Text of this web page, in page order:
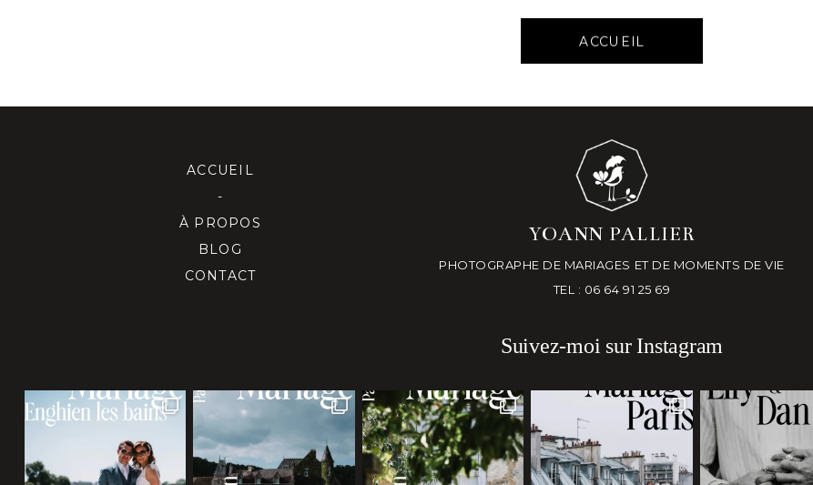
ACCUEIL
ACCUEIL
-
À PROPOS
BLOG
CONTACT
YOANN PALLIER
PHOTOGRAPHE DE MARIAGES ET DE MOMENTS DE VIE
TEL : 06 64 91 25 69
Suivez-moi sur Instagram